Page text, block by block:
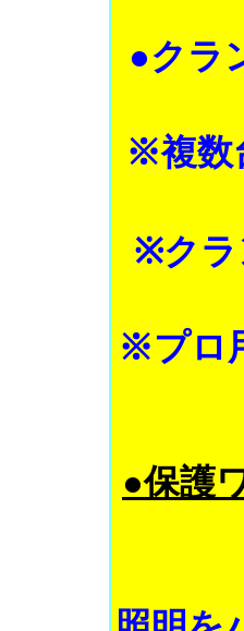
●クラ
※複数
※クラ
※プロ
●保護